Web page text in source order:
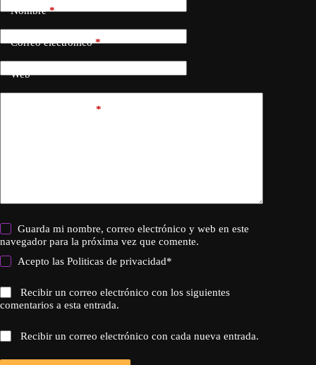
Nombre*
Correo electrónico*
Web
*
Guarda mi nombre, correo electrónico y web en este
navegador para la próxima vez que comente.
Acepto lasPoliticas de privacidad*
Recibir un correo electrónico con los siguientes
comentarios a esta entrada.
Recibir un correo electrónico con cada nueva entrada.